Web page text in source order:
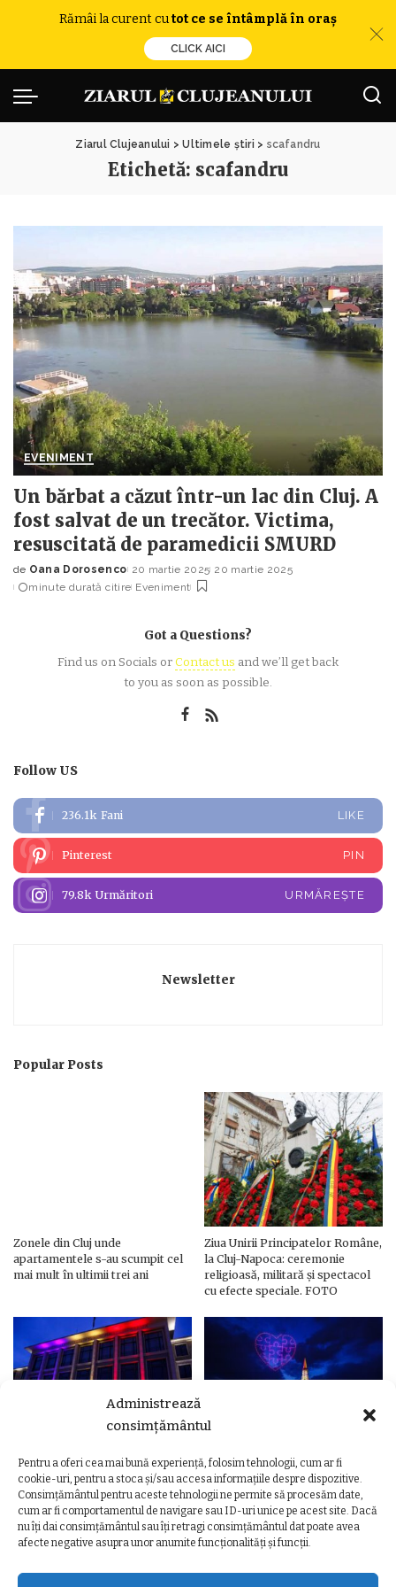
Administrează
consimțământul
Pentru a oferi cea mai bună experiență, folosim tehnologii, cum ar fi
cookie-uri, pentru a stoca și/sau accesa informațiile despre dispozitive.
Consimțământul pentru aceste tehnologii ne permite să procesăm date,
cum ar fi comportamentul de navigare sau ID-uri unice pe acest site. Dacă
nu îți dai consimțământul sau îți retragi consimțământul dat poate avea
afecte negative asupra unor anumite funcționalități și funcții.
Rămâi la curent cutot ce se întâmplă în oraș
CLICK AICI
Ziarul Clujeanului >Ultimele știri > scafandru
Etichetă: scafandru
EVENIMENT
Un bărbat a căzut într-un lac din Cluj. A
fost salvat de un trecător. Victima,
resuscitată de paramedicii SMURD
Posted
by
de Oana Dorosenco 20 martie 2025 20 martie 2025
minute durată citire Eveniment
Got a Questions?
Find us on Socials orContact us and we’ll get back
to you as soon as possible.
Follow US
236.1k Fani LIKE
Pinterest PIN
79.8k Urmăritori URMĂREȘTE
Newsletter
Popular Posts
Zonele din Cluj unde
apartamentele s-au scumpit cel
mai mult în ultimii trei ani
Ziua Unirii Principatelor Române,
la Cluj-Napoca: ceremonie
religioasă, militară și spectacol
cu efecte speciale. FOTO
Ziua Unirii Principatelor Române
– Clădiri și poduri din Cluj,
iluminate în culorile drapelului
Ziua Unirii la Cluj-Napoca.
Programul complet al
evenimentelor